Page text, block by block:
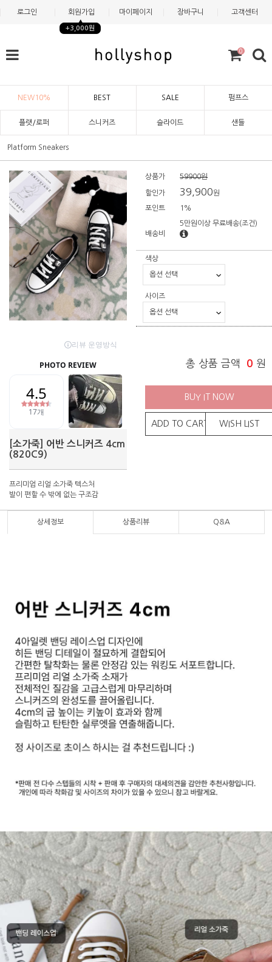
로그인 회원가입
+3,000원
마이페이지 장바구니 고객센터
0
NEW10% BEST SALE 펌프스
플랫/로퍼 스니커즈 슬라이드 샌들
Platform Sneakers
[소가죽] 어반 스니커즈 4cm
(820C9)
프리미엄 리얼 소가죽 텍스처
발이 편할 수 밖에 없는 구조감
상품가 59900원
할인가 39,900원
포인트 1%
배송비
5만원이상 무료배송(조건)
색상
사이즈
총 상품 금액 0 원
BUY IT NOW
ADD TO CART WISH LIST
상세정보 상품리뷰 Q&A